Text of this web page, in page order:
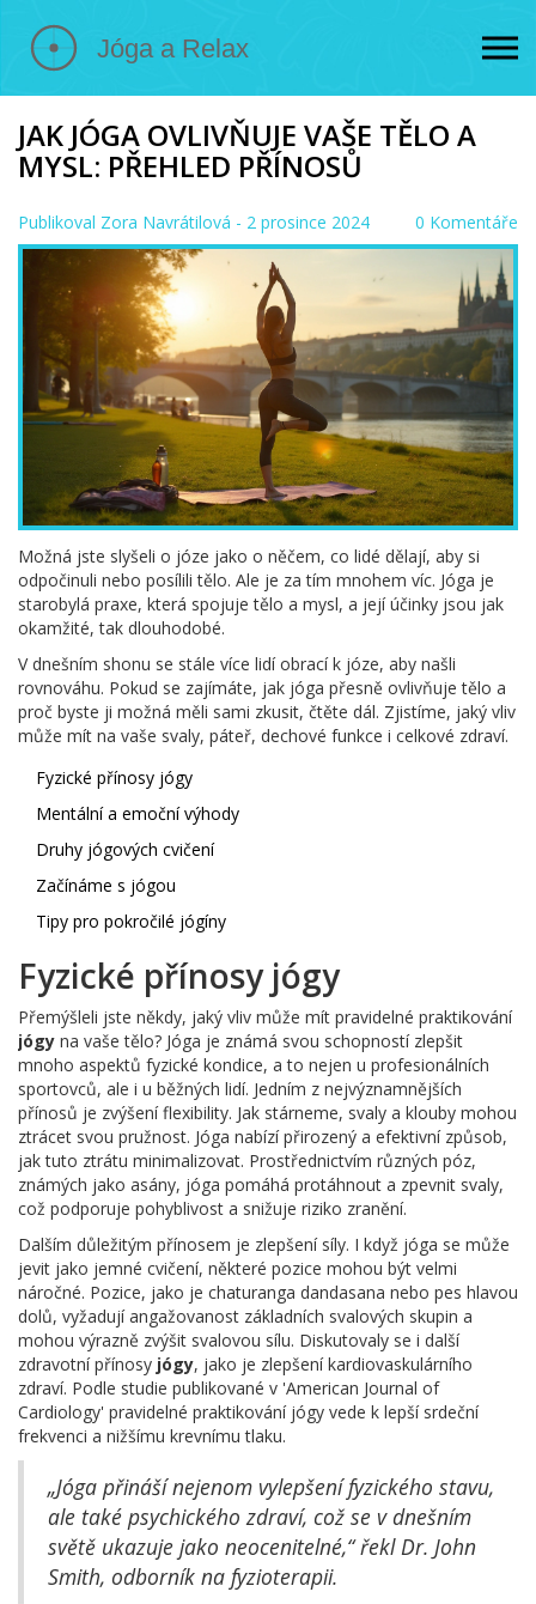
JAK JÓGA OVLIVŇUJE VAŠE TĚLO A
MYSL: PŘEHLED PŘÍNOSŮ
Publikoval Zora Navrátilová - 2 prosince 2024 0 Komentáře
Možná jste slyšeli o józe jako o něčem, co lidé dělají, aby si
odpočinuli nebo posílili tělo. Ale je za tím mnohem víc. Jóga je
starobylá praxe, která spojuje tělo a mysl, a její účinky jsou jak
okamžité, tak dlouhodobé.
V dnešním shonu se stále více lidí obrací k józe, aby našli
rovnováhu. Pokud se zajímáte, jak jóga přesně ovlivňuje tělo a
proč byste ji možná měli sami zkusit, čtěte dál. Zjistíme, jaký vliv
může mít na vaše svaly, páteř, dechové funkce i celkové zdraví.
Fyzické přínosy jógy
Mentální a emoční výhody
Druhy jógových cvičení
Začínáme s jógou
Tipy pro pokročilé jógíny
Fyzické přínosy jógy
Přemýšleli jste někdy, jaký vliv může mít pravidelné praktikování
jógy na vaše tělo? Jóga je známá svou schopností zlepšit
mnoho aspektů fyzické kondice, a to nejen u profesionálních
sportovců, ale i u běžných lidí. Jedním z nejvýznamnějších
přínosů je zvýšení flexibility. Jak stárneme, svaly a klouby mohou
ztrácet svou pružnost. Jóga nabízí přirozený a efektivní způsob,
jak tuto ztrátu minimalizovat. Prostřednictvím různých póz,
známých jako asány, jóga pomáhá protáhnout a zpevnit svaly,
což podporuje pohyblivost a snižuje riziko zranění.
Dalším důležitým přínosem je zlepšení síly. I když jóga se může
jevit jako jemné cvičení, některé pozice mohou být velmi
náročné. Pozice, jako je chaturanga dandasana nebo pes hlavou
dolů, vyžadují angažovanost základních svalových skupin a
mohou výrazně zvýšit svalovou sílu. Diskutovaly se i další
zdravotní přínosy jógy, jako je zlepšení kardiovaskulárního
zdraví. Podle studie publikované v 'American Journal of
Cardiology' pravidelné praktikování jógy vede k lepší srdeční
frekvenci a nižšímu krevnímu tlaku.
„Jóga přináší nejenom vylepšení fyzického stavu,
ale také psychického zdraví, což se v dnešním
světě ukazuje jako neocenitelné,“ řekl Dr. John
Smith, odborník na fyzioterapii.